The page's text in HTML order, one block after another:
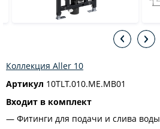
Коллекция Aller 10
Артикул 10TLT.010.ME.MB01
Входит в комплект
Фитинги для подачи и слива воды